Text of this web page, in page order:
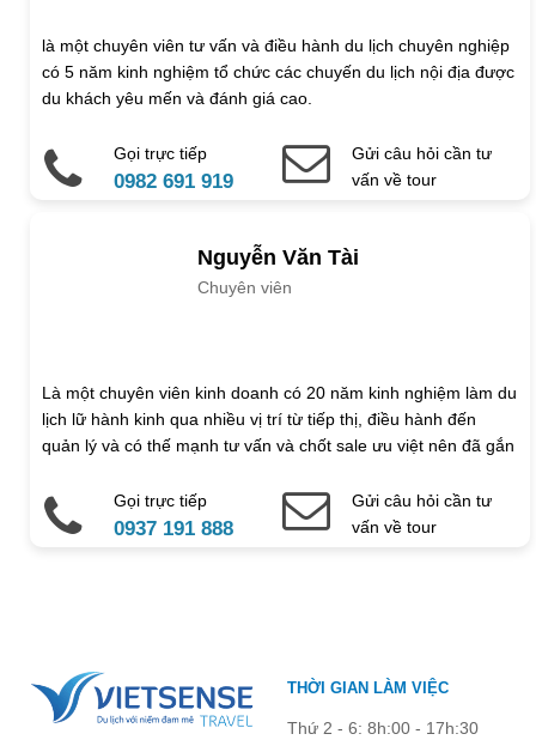
Dinh thự Hoàng A Tưởng
là một chuyên viên tư vấn và điều hành du lịch chuyên nghiệp
có 5 năm kinh nghiệm tổ chức các chuyến du lịch nội địa được
du khách yêu mến và đánh giá cao.
Gọi trực tiếp
0982 691 919
Gửi câu hỏi cần tư
vấn về tour
Nguyễn Văn Tài
Chuyên viên
Là một chuyên viên kinh doanh có 20 năm kinh nghiệm làm du
lịch lữ hành kinh qua nhiều vị trí từ tiếp thị, điều hành đến
quản lý và có thế mạnh tư vấn và chốt sale ưu việt nên đã gắn
Gọi trực tiếp
0937 191 888
Gửi câu hỏi cần tư
vấn về tour
THỜI GIAN LÀM VIỆC
Thứ 2 - 6: 8h:00 - 17h:30